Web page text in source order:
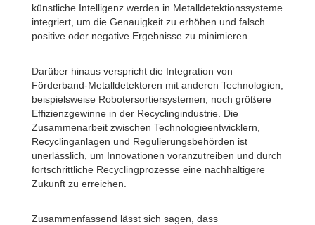
künstliche Intelligenz werden in Metalldetektionssysteme
integriert, um die Genauigkeit zu erhöhen und falsch
positive oder negative Ergebnisse zu minimieren.
Darüber hinaus verspricht die Integration von
Förderband-Metalldetektoren mit anderen Technologien,
beispielsweise Robotersortiersystemen, noch größere
Effizienzgewinne in der Recyclingindustrie. Die
Zusammenarbeit zwischen Technologieentwicklern,
Recyclinganlagen und Regulierungsbehörden ist
unerlässlich, um Innovationen voranzutreiben und durch
fortschrittliche Recyclingprozesse eine nachhaltigere
Zukunft zu erreichen.
Zusammenfassend lässt sich sagen, dass